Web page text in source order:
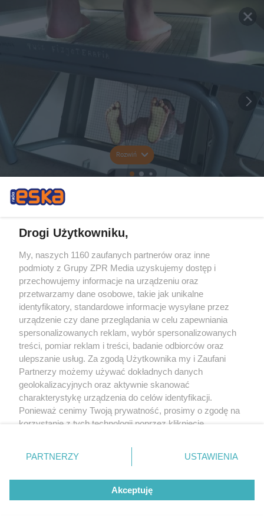
Rozwiń
Drogi Użytkowniku,
My, naszych 1160 zaufanych partnerów oraz inne
podmioty z Grupy ZPR Media uzyskujemy dostęp i
przechowujemy informacje na urządzeniu oraz
przetwarzamy dane osobowe, takie jak unikalne
identyfikatory, standardowe informacje wysyłane przez
urządzenie czy dane przeglądania w celu zapewniania
spersonalizowanych reklam, wybór spersonalizowanych
treści, pomiar reklam i treści, badanie odbiorców oraz
ulepszanie usług. Za zgodą Użytkownika my i Zaufani
Partnerzy możemy używać dokładnych danych
geolokalizacyjnych oraz aktywnie skanować
charakterystykę urządzenia do celów identyfikacji.
Ponieważ cenimy Twoją prywatność, prosimy o zgodę na
korzystanie z tych technologii poprzez kliknięcie
zmienić/wycofać klikając przycisk ustawień prywatności
znajdujący się w lewym dolnym rogu strony
rodzaje przetwarzania danych nie wymagają zgody
użytkownika, ale masz prawo sprzeciwić się takiemu
przetwarzaniu. Preferencje będą miały zastosowanie tylko
PARTNERZY USTAWIENIA
Akceptuję